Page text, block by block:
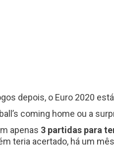
depois, o Euro 2020
coming home ou a
apenas 3 partidas para
teria acertado, há um